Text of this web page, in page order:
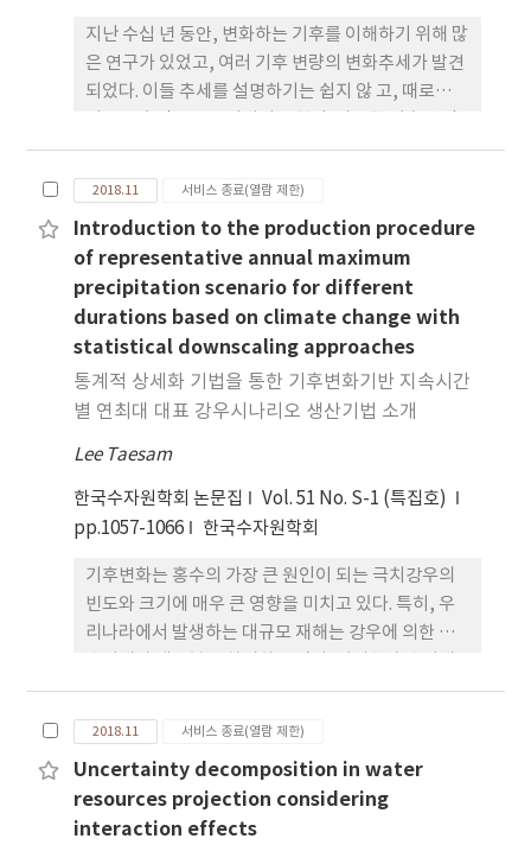
지난 수십 년 동안, 변화하는 기후를 이해하기 위해 많
은 연구가 있었고, 여러 기후 변량의 변화추세가 발견
되었다. 이들 추세를 설명하기는 쉽지 않 고, 때로는
의 변화추세를 일반적으로 설명하기 위한 가설을 제
시하기 위해 많은 시도도 있었다. 어느 정도 지식이 축
적된 이 시점에서, 우리 시대에 진행되는 기후 변화에
대해 우리가 알고 있는 것을 되돌아보고 신중히 정리
해볼 필요가 있다. 여기서는 기온, 일사량, 풍속, 증
발, 강수에 초점을 맞추어 변화하는 기후에 대해 우리
가 얻은 지식을 종합적으로 살펴보고자 한다. 온난화,
흐 려짐, 잔잔하기로 대변되는 주요 변화추세 및 증발
의 역설, 강수 변동성의 증가를 서울 지점 자료를 예시
로 들어 설명한다. 이러한 변화에 대한 이해를 근거로
한다.
2018.11 서비스 종료(열람 제한)
Introduction to the production procedure
of representative annual maximum
precipitation scenario for different
durations based on climate change with
statistical downscaling approaches
통계적 상세화 기법을 통한 기후변화기반 지속시간
별 연최대 대표 강우시나리오 생산기법 소개
Lee Taesam
한국수자원학회 논문집
Vol. 51 No. S-1 (특집호)
pp.1057-1066
한국수자원학회
기후변화는 홍수의 가장 큰 원인이 되는 극치강우의
빈도와 크기에 매우 큰 영향을 미치고 있다. 특히, 우
리나라에서 발생하는 대규모 재해는 강우에 의한 홍
는 기후변화에 의한 극한강우의 발생 빈도가 높아짐
에 따라 새로운 재해양상으로 전개되고 있다. 하지만,
미래 기후변화 시나리오 자료는 해상도의 한계로 인
하여 중소규모 하천 및 도시유역에 요구되는 수준의
자료 수집이 불가능한 상태이다. 이러한 문제점을 개
선하기 위하여 본 연구에서는 전지구모형에서 생산된
2018.11 서비스 종료(열람 제한)
Uncertainty decomposition in water
resources projection considering
interaction effects